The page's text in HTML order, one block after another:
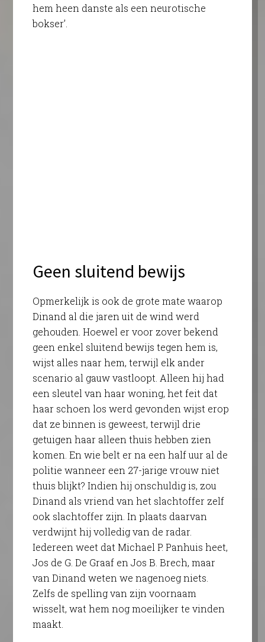
hem heen danste als een neurotische
bokser’.
Geen sluitend bewijs
Opmerkelijk is ook de grote mate waarop
Dinand al die jaren uit de wind werd
gehouden. Hoewel er voor zover bekend
geen enkel sluitend bewijs tegen hem is,
wijst alles naar hem, terwijl elk ander
scenario al gauw vastloopt. Alleen hij had
een sleutel van haar woning, het feit dat
haar schoen los werd gevonden wijst erop
dat ze binnen is geweest, terwijl drie
getuigen haar alleen thuis hebben zien
komen. En wie belt er na een half uur al de
politie wanneer een 27-jarige vrouw niet
thuis blijkt? Indien hij onschuldig is, zou
Dinand als vriend van het slachtoffer zelf
ook slachtoffer zijn. In plaats daarvan
verdwijnt hij volledig van de radar.
Iedereen weet dat Michael P. Panhuis heet,
Jos de G. De Graaf en Jos B. Brech, maar
van Dinand weten we nagenoeg niets.
Zelfs de spelling van zijn voornaam
wisselt, wat hem nog moeilijker te vinden
maakt.